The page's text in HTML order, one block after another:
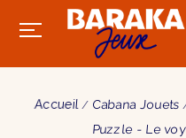
Accueil Cabana Jouets
Puzzle - Le